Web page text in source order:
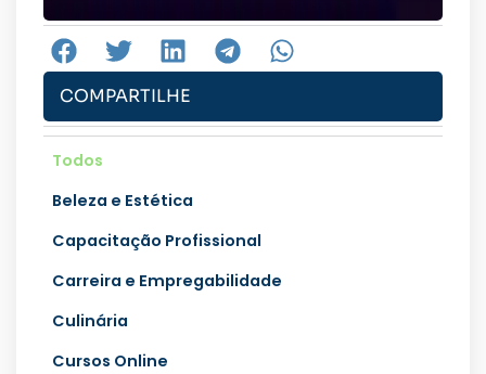
Beleza e Estética
Capacitação Profissional
Carreira e Empregabilidade
Culinária
Cursos Online
Todos
COMPARTILHE